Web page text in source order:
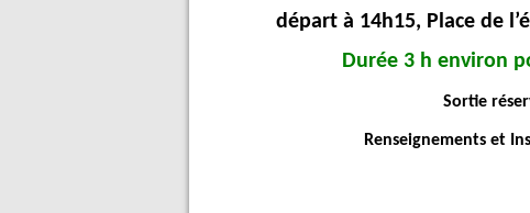
départ à 14h15, Place de
Durée 3 h environ
Sortie
Renseignements et